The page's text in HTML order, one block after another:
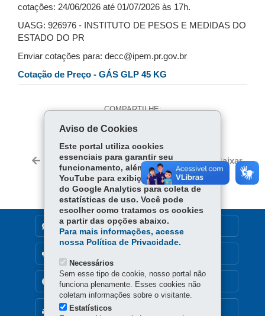
cotações: 24/06/2026 até 01/07/2026 às 17h.
UASG: 926976 - INSTITUTO DE PESOS E MEDIDAS DO
ESTADO DO PR
Enviar cotações para: decc@ipem.pr.gov.br
Cotação de Preço - GÁS GLP 45 KG
COMPARTILHE:
Fa
ce
bo
ok
Tw
itt
er
Ap
p
Voltar Início Imprimir Baixar
MAPA DO SITE
DENUNCIE CORRUPÇÃO
TRANSPARÊNCIA INSTITUCIONAL
Aviso de Cookies
Este portal utiliza cookies
essenciais para garantir seu
funcionamento, além de cookies do
YouTube para exibição de vídeos e
do Google Analytics para coleta de
estatísticas de uso. Você pode
escolher como tratamos os cookies
a partir das opções abaixo.
Para mais informações, acesse
nossa Política de Privacidade.
Necessários
Sem esse tipo de cookie, nosso portal não
funciona plenamente. Esses cookies não
coletam informações sobre o visitante.
Estatísticos